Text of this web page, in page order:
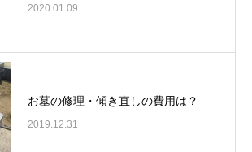
2020.01.09
お墓の修理・傾き直しの費用は？
2019.12.31